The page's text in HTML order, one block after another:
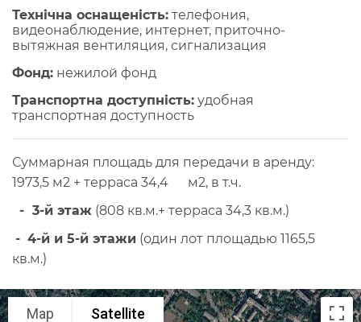
Технічна оснащеність: телефония,
видеонаблюдение, интернет, приточно-
вытяжная вентиляция, сигнализация
Фонд: нежилой фонд
Транспортна доступність: удобная
транспортная доступность
Суммарная площадь для передачи в аренду:
1973,5 м2 + терраса 34,4 м2, в т.ч.
- 3-й этаж (808 кв.м.+ терраса 34,3 кв.м.)
- 4-й и 5-й этажи (один лот площадью 1165,5
кв.м.)
Map Satellite